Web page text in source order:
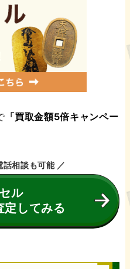
「買取金額5倍キャンペー
相談も可能 ／
ル
定してみる